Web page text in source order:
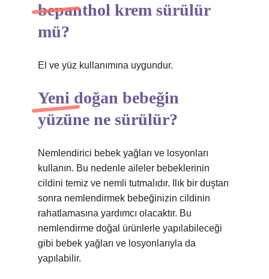
bepanthol krem sürülür
mü?
El ve yüz kullanımına uygundur.
Yeni doğan bebeğin
yüzüne ne sürülür?
Nemlendirici bebek yağları ve losyonları
kullanın. Bu nedenle aileler bebeklerinin
cildini temiz ve nemli tutmalıdır. Ilık bir duştan
sonra nemlendirmek bebeğinizin cildinin
rahatlamasına yardımcı olacaktır. Bu
nemlendirme doğal ürünlerle yapılabileceği
gibi bebek yağları ve losyonlarıyla da
yapılabilir.